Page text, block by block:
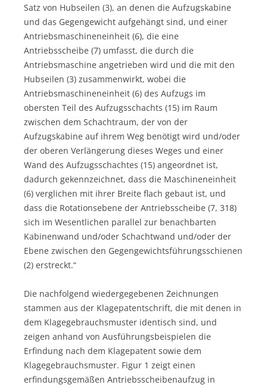
Satz von Hubseilen (3), an denen die Aufzugskabine
und das Gegengewicht aufgehängt sind, und einer
Antriebsmaschineneinheit (6), die eine
Antriebsscheibe (7) umfasst, die durch die
Antriebsmaschine angetrieben wird und die mit den
Hubseilen (3) zusammenwirkt, wobei die
Antriebsmaschineneinheit (6) des Aufzugs im
obersten Teil des Aufzugsschachts (15) im Raum
zwischen dem Schachtraum, der von der
Aufzugskabine auf ihrem Weg benötigt wird und/oder
der oberen Verlängerung dieses Weges und einer
Wand des Aufzugsschachtes (15) angeordnet ist,
dadurch gekennzeichnet, dass die Maschineneinheit
(6) verglichen mit ihrer Breite flach gebaut ist, und
dass die Rotationsebene der Antriebsscheibe (7, 318)
sich im Wesentlichen parallel zur benachbarten
Kabinenwand und/oder Schachtwand und/oder der
Ebene zwischen den Gegengewichtsführungsschienen
(2) erstreckt.“
Die nachfolgend wiedergegebenen Zeichnungen
stammen aus der Klagepatentschrift, die mit denen in
dem Klagegebrauchsmuster identisch sind, und
zeigen anhand von Ausführungsbeispielen die
Erfindung nach dem Klagepatent sowie dem
Klagegebrauchsmuster. Figur 1 zeigt einen
erfindungsgemäßen Antriebsscheibenaufzug in